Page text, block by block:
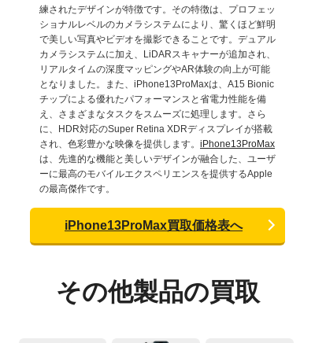
練されたデザインが特徴です。その特徴は、プロフェッ
ショナルレベルのカメラシステムにより、驚くほど鮮明
で美しい写真やビデオを撮影できることです。デュアル
カメラシステムに加え、LiDARスキャナーが追加され、
リアルタイムの深度マッピングやAR体験の向上が可能
となりました。また、iPhone13ProMaxは、A15 Bionic
チップによる優れたパフォーマンスと省電力性能を備
え、さまざまなタスクをスムーズに処理します。さら
に、HDR対応のSuper Retina XDRディスプレイが搭載
され、色彩豊かな映像を提供します。 iPhone13ProMax
は、先進的な機能と美しいデザインが融合した、ユーザ
ーに最高のモバイルエクスペリエンスを提供するApple
の最高傑作です。
iPhone13ProMax買取価格表へ
その他製品の買取